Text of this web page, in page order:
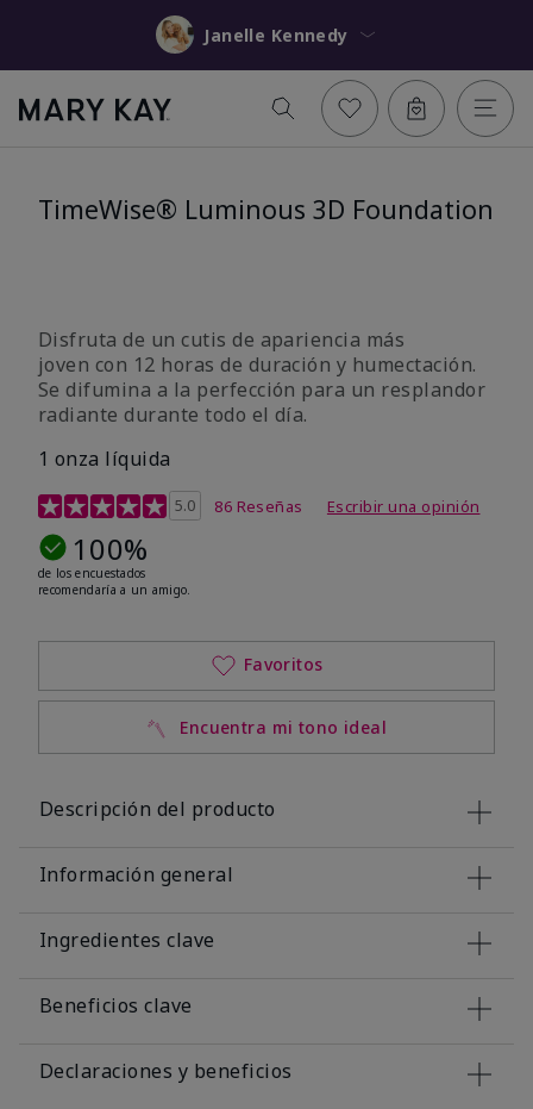
Janelle Kennedy
TimeWise® Luminous 3D Foundation
Disfruta de un cutis de apariencia más
joven con 12 horas de duración y humectación.
Se difumina a la perfección para un resplandor
radiante durante todo el día.
1 onza líquida
Calificación de clientes de 3,4 de 5
5.0 86 Reseñas Escribir una opinión
100%
de los encuestados
recomendaría a un amigo.
Encuentra mi tono ideal
Favoritos
Descripción del producto
Información general
Ingredientes clave
Beneficios clave
Declaraciones y beneficios